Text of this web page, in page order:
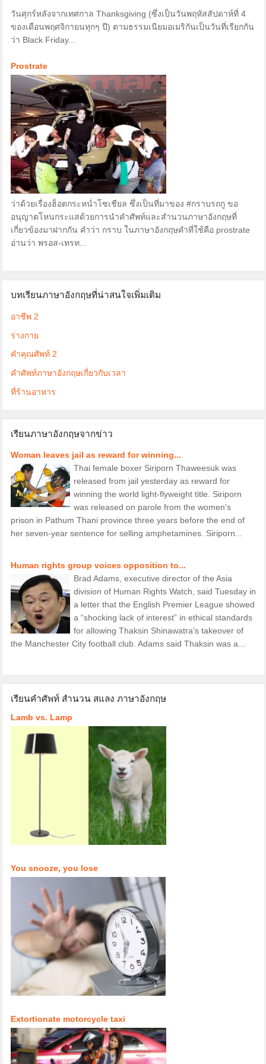
วันศุกร์หลังจากเทศกาล Thanksgiving (ซึ่งเป็นวันพฤหัสสัปดาห์ที่ 4
ของเดือนพฤศจิกายนทุกๆ ปี) ตามธรรมเนียมอเมริกันเป็นวันที่เรียกกัน
ว่า Black Friday...
Prostrate
ว่าด้วยเรื่องฮ็อตกระหน่ำโซเชียล ซึ่งเป็นที่มาของ #กราบรถกู ขอ
อนุญาตโหนกระแสด้วยการนำคำศัพท์และสำนวนภาษาอังกฤษที่
เกี่ยวข้องมาฝากกัน คำว่า กราบ ในภาษาอังกฤษคำที่ใช้คือ prostrate
อ่านว่า พรอส-เทรท...
บทเรียนภาษาอังกฤษที่น่าสนใจเพิ่มเติม
อาชีพ 2
ร่างกาย
คำคุณศัพท์ 2
คำศัพท์ภาษาอังกฤษเกี่ยวกับเวลา
ที่ร้านอาหาร
เรียนภาษาอังกฤษจากข่าว
Woman leaves jail as reward for winning...
Thai female boxer Siriporn Thaweesuk was
released from jail yesterday as reward for
winning the world light-flyweight title. Siriporn
was released on parole from the women's
prison in Pathum Thani province three years before the end of
her seven-year sentence for selling amphetamines. Siriporn...
Human rights group voices opposition to...
Brad Adams, executive director of the Asia
division of Human Rights Watch, said Tuesday in
a letter that the English Premier League showed
a “shocking lack of interest” in ethical standards
for allowing Thaksin Shinawatra’s takeover of
the Manchester City football club. Adams said Thaksin was a...
เรียนคำศัพท์ สำนวน สแลง ภาษาอังกฤษ
Lamb vs. Lamp
You snooze, you lose
Extortionate motorcycle taxi